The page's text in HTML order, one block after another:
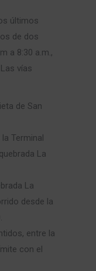
últimos
de dos
a 8:30 a.m.,
vías
de San
Terminal
La
La
desde la
entre la
con el